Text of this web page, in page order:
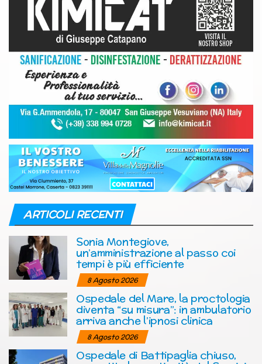
ARTICOLI RECENTI
Sonia Montegiove,
un’amministrazione al passo coi
tempi è più efficiente
8 Agosto 2026
Ospedale del Mare, la proctologia
diventa “su misura”: in ambulatorio
arriva anche l’ipnosi clinica
8 Agosto 2026
Ospedale di Battipaglia chiuso,